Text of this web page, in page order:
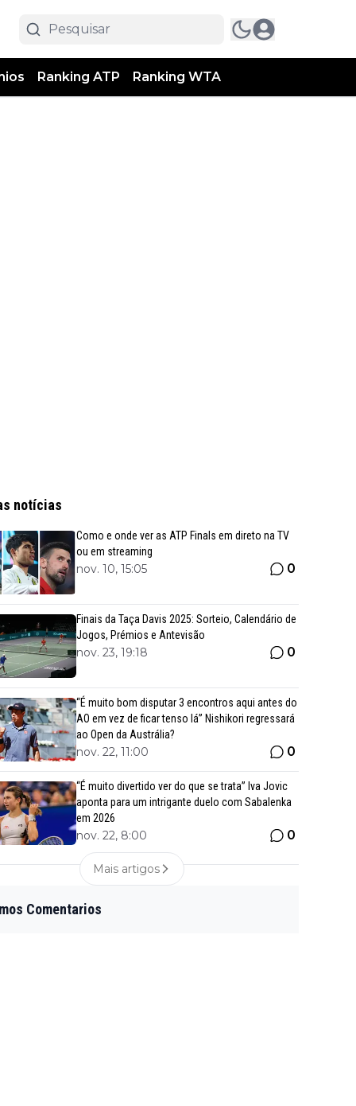
Ranking ATP Ranking WTA
notícias
Como e onde ver as ATP Finals em direto na TV
ou em streaming
nov. 10, 15:05 0
Finais da Taça Davis 2025: Sorteio, Calendário de
Jogos, Prémios e Antevisão
nov. 23, 19:18 0
“É muito bom disputar 3 encontros aqui antes do
AO em vez de ficar tenso lá” Nishikori regressará
ao Open da Austrália?
nov. 22, 11:00 0
“É muito divertido ver do que se trata” Iva Jovic
aponta para um intrigante duelo com Sabalenka
em 2026
nov. 22, 8:00 0
Mais artigos
Comentarios